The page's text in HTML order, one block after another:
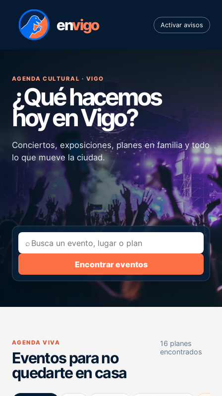
envigo Activar avisos
AGENDA CULTURAL · VIGO
¿Qué hacemos
hoy en Vigo?
Conciertos, exposiciones, planes en familia y todo
lo que mueve la ciudad.
⌕
Encontrar eventos
AGENDA VIVA
Eventos para no
quedarte en casa
16 planes
encontrados